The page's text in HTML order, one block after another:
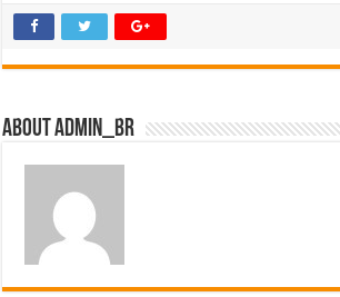
About admin_br